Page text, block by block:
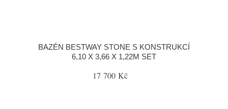
BAZÉN BESTWAY STONE S KONSTRUKCÍ
6,10 X 3,66 X 1,22M SET
17 700 Kč